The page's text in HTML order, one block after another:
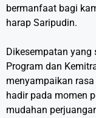
bermanfaat bagi
harap Saripudin.
Dikesempatan yang
Program dan
menyampaikan
hadir pada momen
mudahan